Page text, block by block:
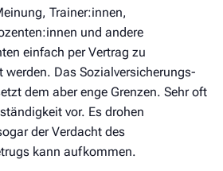
Trainer:innen,
und andere
einfach per Vertrag zu
werden. Das Sozialversicherungs-
dem aber enge Grenzen. Sehr oft
vor. Es drohen
der Verdacht des
kann aufkommen.